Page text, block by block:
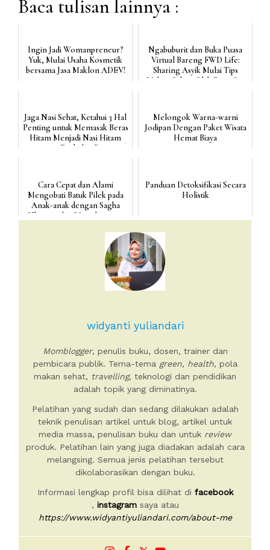
Baca tulisan lainnya :
Ingin Jadi Womanpreneur?
Yuk, Mulai Usaha Kosmetik
bersama Jasa Maklon ADEV!
Ngabuburit dan Buka Puasa
Virtual Bareng FWD Life:
Sharing Asyik Mulai Tips
Makan Sehat, Olah Raga S...
Jaga Nasi Sehat, Ketahui 3 Hal
Penting untuk Memasak Beras
Hitam Menjadi Nasi Hitam
yang Enak dan Pu...
Melongok Warna-warni
Jodipan Dengan Paket Wisata
Hemat Biaya
Cara Cepat dan Alami
Mengobati Batuk Pilek pada
Anak-anak dengan Sagha
Ultimate dan Minyak Angin
Panduan Detoksifikasi Secara
Holistik
widyanti yuliandari
Momblogger, penulis buku, dosen, trainer dan
pembicara publik. Tema-tema green, health, pola
makan sehat, travelling, teknologi dan pendidikan
adalah topik yang diminatinya.
Pelatihan yang sudah dan sedang dilakukan adalah
teknik penulisan artikel untuk blog, artikel untuk
media massa, penulisan buku dan untuk review
produk. Pelatihan lain yang juga diadakan adalah cara
melangsing. Semua jenis pelatihan tersebut
dikolaborasikan dengan buku.
Informasi lengkap profil bisa dilihat di facebook
, instagramsaya atau
https://www.widyantiyuliandari.com/about-me